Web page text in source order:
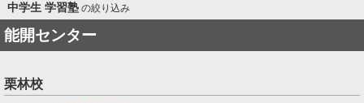
中学生 学習塾の絞り込み
能開センター
栗林校